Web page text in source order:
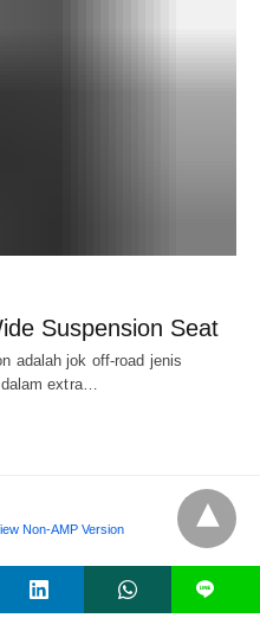
Suspension Seat
adalah jok off-road jenis
extra…
Non-AMP Version